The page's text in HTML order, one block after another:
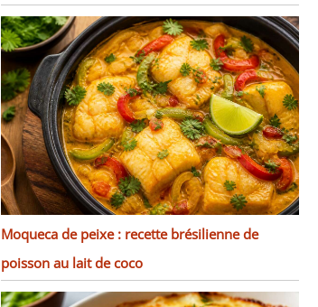
Moqueca de peixe : recette brésilienne de
poisson au lait de coco